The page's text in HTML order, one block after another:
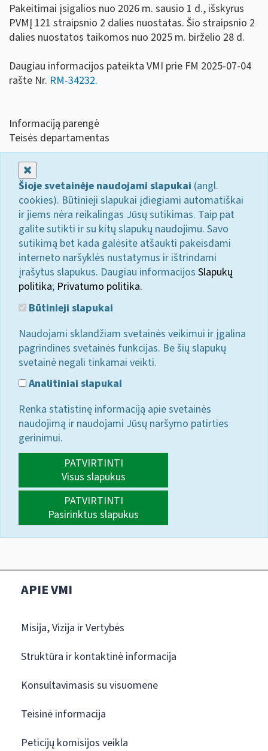
Pakeitimai įsigalios nuo 2026 m. sausio 1 d., išskyrus
PVMĮ 121 straipsnio 2 dalies nuostatas. Šio straipsnio 2
dalies nuostatos taikomos nuo 2025 m. birželio 28 d.
Daugiau informacijos pateikta VMI prie FM 2025-07-04
rašte Nr. RM-34232.
Informaciją parengė
Teisės departamentas
Šioje svetainėje naudojami slapukai (angl.
cookies). Būtinieji slapukai įdiegiami automatiškai
ir jiems nėra reikalingas Jūsų sutikimas. Taip pat
galite sutikti ir su kitų slapukų naudojimu. Savo
sutikimą bet kada galėsite atšaukti pakeisdami
interneto naršyklės nustatymus ir ištrindami
įrašytus slapukus. Daugiau informacijos Slapukų
politika; Privatumo politika.
Būtinieji slapukai
Naudojami sklandžiam svetainės veikimui ir įgalina
pagrindines svetainės funkcijas. Be šių slapukų
svetainė negali tinkamai veikti.
Analitiniai slapukai
Renka statistinę informaciją apie svetainės
naudojimą ir naudojami Jūsų naršymo patirties
gerinimui.
PATVIRTINTI
Visus slapukus
PATVIRTINTI
Pasirinktus slapukus
APIE VMI
Misija, Vizija ir Vertybės
Struktūra ir kontaktinė informacija
Konsultavimasis su visuomene
Teisinė informacija
Peticijų komisijos veikla